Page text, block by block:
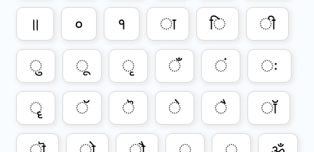
॥ ० १ ा ि ी
ु ू ृ ँ ं ः
ॄ ॅ ॆ े ै ॉ